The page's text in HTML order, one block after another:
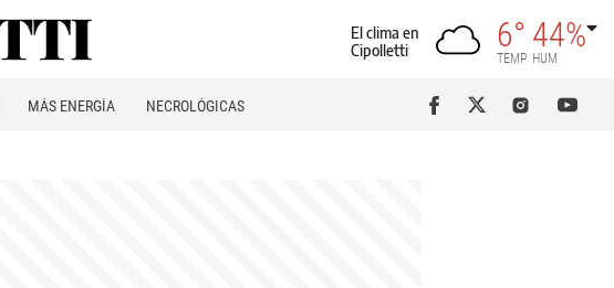
El clima en
Cipolletti
6°
TEMP
44%
HUM
MÁS ENERGÍA NECROLÓGICAS